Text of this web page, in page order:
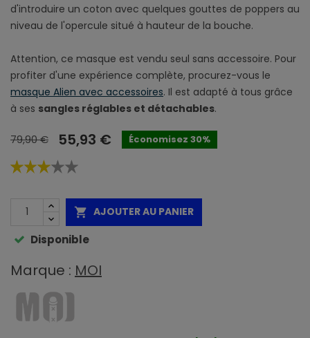
d'introduire un coton avec quelques gouttes de poppers au
niveau de l'opercule situé à hauteur de la bouche.
Attention, ce masque est vendu seul sans accessoire. Pour
profiter d'une expérience complète, procurez-vous le
masque Alien avec accessoires. Il est adapté à tous grâce
à ses sangles réglables et détachables.
79,90 € 55,93 € Économisez 30%
 AJOUTER AU PANIER
Disponible
Marque : MOI